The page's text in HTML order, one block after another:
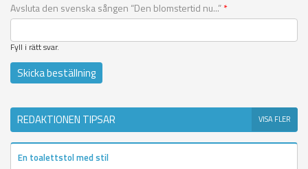
Avsluta den svenska sången “Den blomstertid nu...”*
Fyll i rätt svar.
REDAKTIONEN TIPSAR VISA FLER
En toalettstol med stil